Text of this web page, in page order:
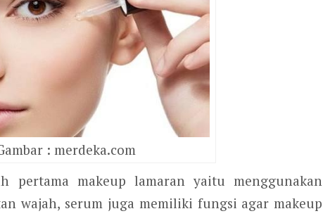
: merdeka.com
pertama makeup lamaran yaitu menggunakan
wajah, serum juga memiliki fungsi agar makeup